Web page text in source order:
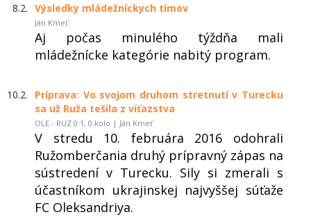
8.2. Výsledky mládežníckych tímov
Ján Kmeť
Aj počas minulého týždňa mali
mládežnícke kategórie nabitý program.
10.2.
Príprava: Vo svojom druhom stretnutí v Turecku
sa už Ruža tešila z víťazstva
OLE - RUZ 0:1, 0.kolo | Ján Kmeť
V stredu 10. februára 2016 odohrali
Ružomberčania druhý prípravný zápas na
sústredení v Turecku. Sily si zmerali s
účastníkom ukrajinskej najvyššej súťaže
FC Oleksandriya.